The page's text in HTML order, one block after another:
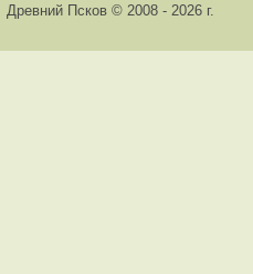
Древний Псков © 2008 - 2026 г.